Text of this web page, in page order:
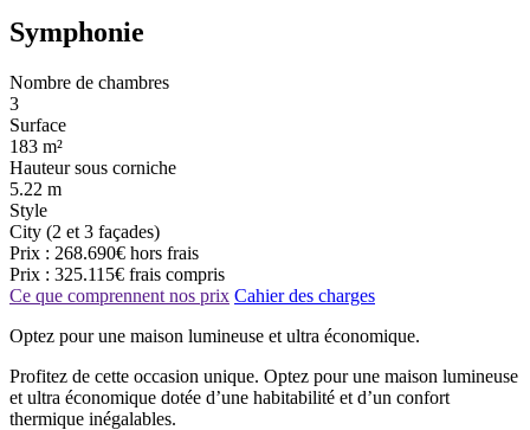
Symphonie
Nombre de chambres
3
Surface
183 m²
Hauteur sous corniche
5.22 m
Style
City (2 et 3 façades)
Prix : 268.690€ hors frais
Prix : 325.115€ frais compris
Ce que comprennent nos prix Cahier des charges
Optez pour une maison lumineuse et ultra économique.
Profitez de cette occasion unique. Optez pour une maison lumineuse
et ultra économique dotée d’une habitabilité et d’un confort
thermique inégalables.